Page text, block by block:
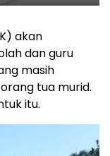
akan
dan guru
masih
tua murid.
itu.